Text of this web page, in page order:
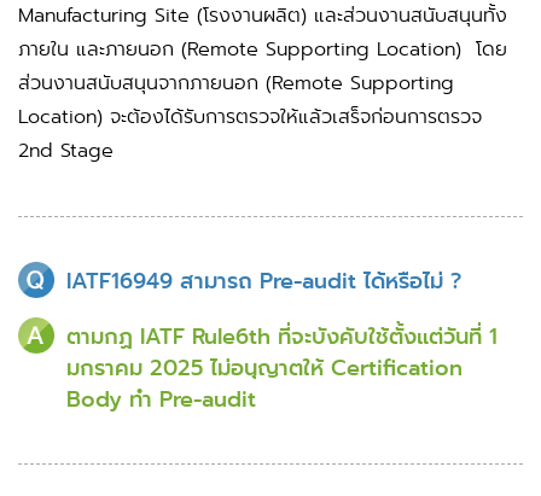
Manufacturing Site (โรงงานผลิต) และส่วนงานสนับสนุนทั้ง
ภายใน และภายนอก (Remote Supporting Location) โดย
ส่วนงานสนับสนุนจากภายนอก (Remote Supporting
Location) จะต้องได้รับการตรวจให้แล้วเสร็จก่อนการตรวจ
2nd Stage
IATF16949 สามารถ Pre-audit ได้หรือไม่ ?
ตามกฏ IATF Rule6th ที่จะบังคับใช้ตั้งแต่วันที่ 1
มกราคม 2025 ไม่อนุญาตให้ Certification
Body ทำ Pre-audit